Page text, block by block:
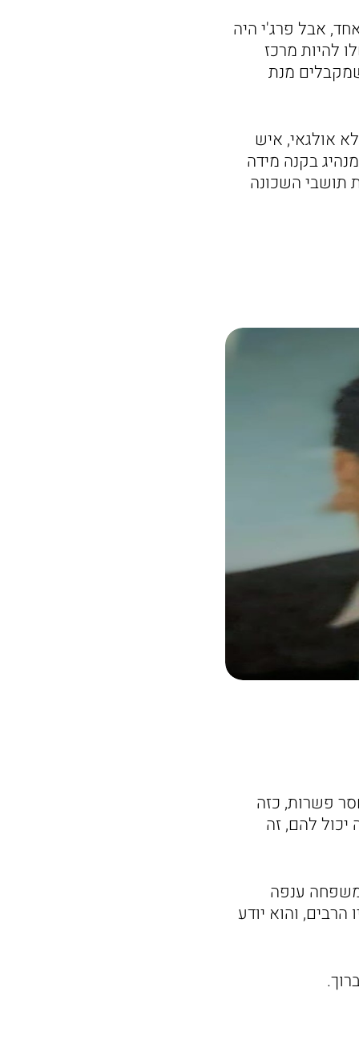
אבל פרג'י היה
להיות מרכז
מנת
אולגאי, איש
בקנה מידה
תושבי השכונה
פשרות, כזה
להם, זה
משפחה ענפה
והוא יודע